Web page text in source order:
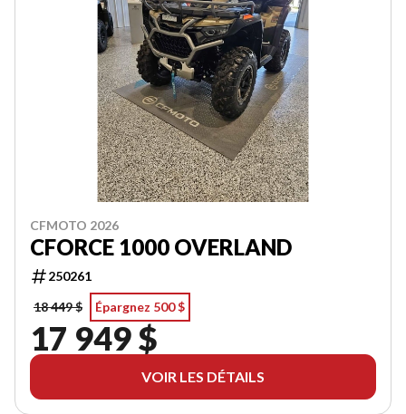
CFMOTO 2026
CFORCE 1000 OVERLAND
250261
18 449 $
Épargnez 500 $
17 949 $
VOIR LES DÉTAILS